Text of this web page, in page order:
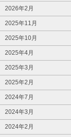
2026年2月
2025年11月
2025年10月
2025年4月
2025年3月
2025年2月
2024年7月
2024年3月
2024年2月